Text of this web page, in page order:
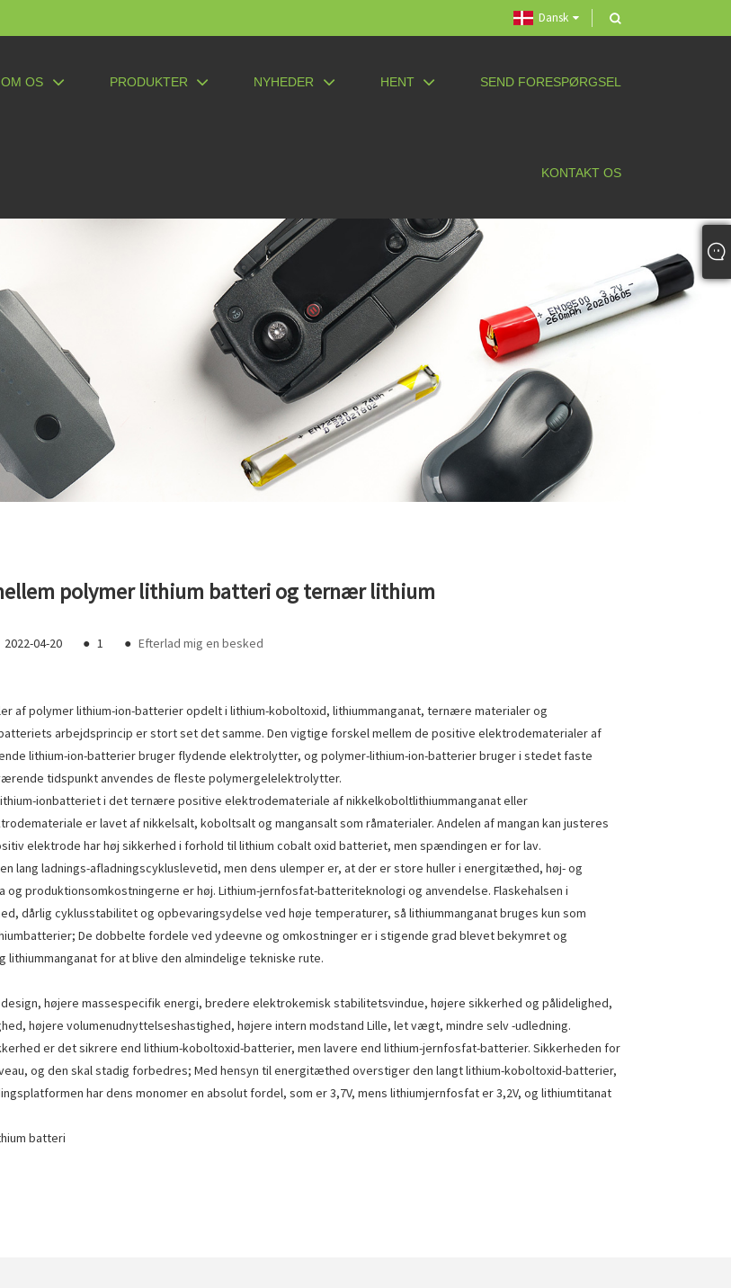
Dansk
OM OS PRODUKTER NYHEDER HENT SEND FORESPØRGSEL
KONTAKT OS
polymer lithium batteri og ternær lithium
2022-04-20 ● 1 ● Efterlad mig en besked
af polymer lithium-ion-batterier opdelt i lithium-koboltoxid, lithiummanganat, ternære materialer og
arbejdsprincip er stort set det samme. Den vigtige forskel mellem de positive elektrodematerialer af
lithium-ion-batterier bruger flydende elektrolytter, og polymer-lithium-ion-batterier bruger i stedet faste
tidspunkt anvendes de fleste polymergelelektrolytter.
ionbatteriet i det ternære positive elektrodemateriale af nikkelkoboltlithiummanganat eller
er lavet af nikkelsalt, koboltsalt og mangansalt som råmaterialer. Andelen af ​​mangan kan justeres
elektrode har høj sikkerhed i forhold til lithium cobalt oxid batteriet, men spændingen er for lav.
lang ladnings-afladningscykluslevetid, men dens ulemper er, at der er store huller i energitæthed, høj- og
produktionsomkostningerne er høj. Lithium-jernfosfat-batteriteknologi og anvendelse. Flaskehalsen i
dårlig cyklusstabilitet og opbevaringsydelse ved høje temperaturer, så lithiummanganat bruges kun som
De dobbelte fordele ved ydeevne og omkostninger er i stigende grad blevet bekymret og
for at blive den almindelige tekniske rute.
højere massespecifik energi, bredere elektrokemisk stabilitetsvindue, højere sikkerhed og pålidelighed,
højere volumenudnyttelseshastighed, højere intern modstand Lille, let vægt, mindre selv -udledning.
er det sikrere end lithium-koboltoxid-batterier, men lavere end lithium-jernfosfat-batterier. Sikkerheden for
og den skal stadig forbedres; Med hensyn til energitæthed overstiger den langt lithium-koboltoxid-batterier,
har dens monomer en absolut fordel, som er 3,7V, mens lithiumjernfosfat er 3,2V, og lithiumtitanat
batteri